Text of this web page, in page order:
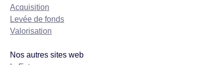
Acquisition
Levée de fonds
Valorisation
Nos autres sites web